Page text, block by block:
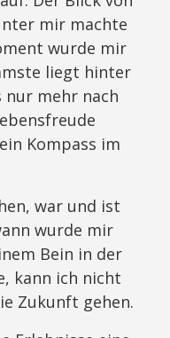
mir machte
wurde mir
liegt hinter
mehr nach
Kompass im
war und ist
wurde mir
Bein in der
kann ich nicht
Zukunft gehen.